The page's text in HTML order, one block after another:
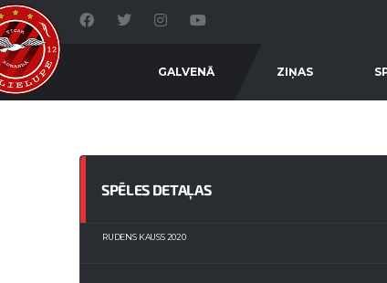
GALVENĀ ZIŅAS
SPĒLES DETAĻAS
RUDENS KAUSS 2020